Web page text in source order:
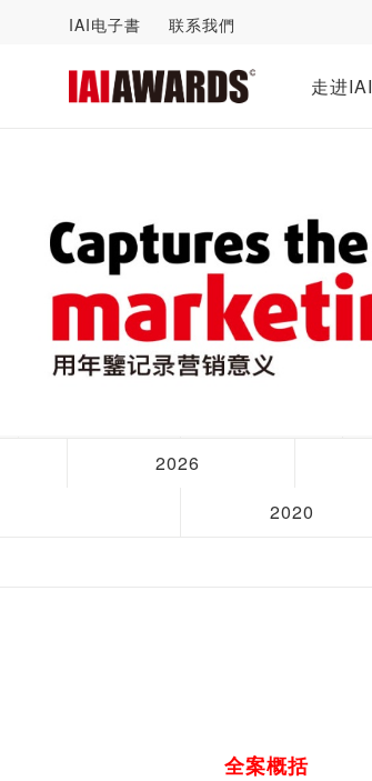
IAI电子書 联系我們
走进IAI
2026
2020
全案概括